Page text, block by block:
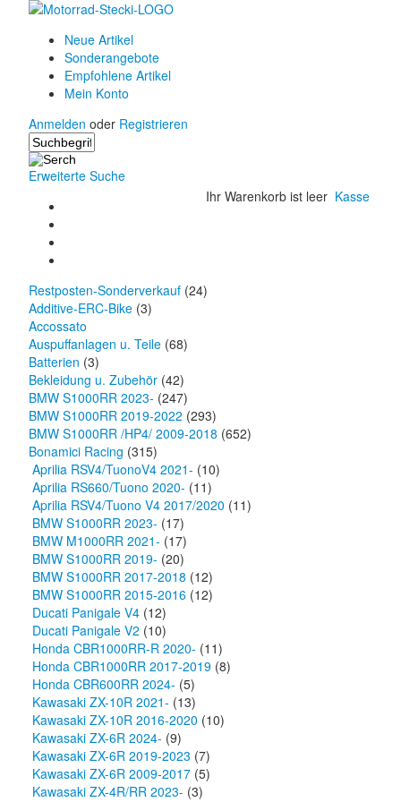
Neue Artikel
Sonderangebote
Empfohlene Artikel
Mein Konto
Anmelden oder Registrieren
Erweiterte Suche
Ihr Warenkorb ist leer Kasse
Restposten-Sonderverkauf (24)
Additive-ERC-Bike (3)
Accossato
Auspuffanlagen u. Teile (68)
Batterien (3)
Bekleidung u. Zubehör (42)
BMW S1000RR 2023- (247)
BMW S1000RR 2019-2022 (293)
BMW S1000RR /HP4/ 2009-2018 (652)
Bonamici Racing (315)
Aprilia RSV4/TuonoV4 2021- (10)
Aprilia RS660/Tuono 2020- (11)
Aprilia RSV4/Tuono V4 2017/2020 (11)
BMW S1000RR 2023- (17)
BMW M1000RR 2021- (17)
BMW S1000RR 2019- (20)
BMW S1000RR 2017-2018 (12)
BMW S1000RR 2015-2016 (12)
Ducati Panigale V4 (12)
Ducati Panigale V2 (10)
Honda CBR1000RR-R 2020- (11)
Honda CBR1000RR 2017-2019 (8)
Honda CBR600RR 2024- (5)
Kawasaki ZX-10R 2021- (13)
Kawasaki ZX-10R 2016-2020 (10)
Kawasaki ZX-6R 2024- (9)
Kawasaki ZX-6R 2019-2023 (7)
Kawasaki ZX-6R 2009-2017 (5)
Kawasaki ZX-4R/RR 2023- (3)